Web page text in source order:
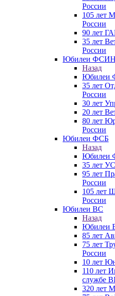
России
105 лет
России
90 лет
35 лет
России
Юбилеи ФСИН
Назад
Юбилеи
35 лет
России
30 лет
20 лет
80 лет
России
Юбилеи ФСБ
Назад
Юбилеи
35 лет
95 лет
России
105 лет
России
Юбилеи ВС
Назад
Юбилеи
85 лет
75 лет
России
10 лет
110 лет
службе
320 лет